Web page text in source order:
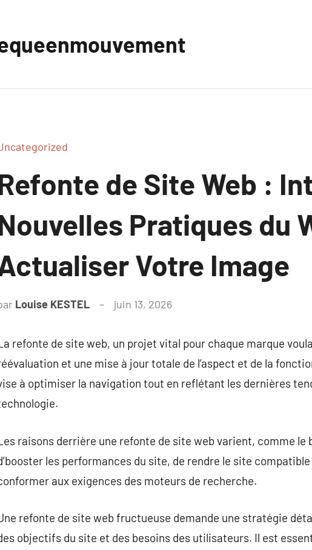
de Site Web :
Pratiques du
Votre Image
Louise KESTEL juin 13, 2026
refonte de site web, un projet vital pour chaque marque
et une mise à jour totale de l’aspect et de la
à optimiser la navigation tout en reflétant les dernières
raisons derrière une refonte de site web varient, comme le
les performances du site, de rendre le site
aux exigences des moteurs de recherche.
refonte de site web fructueuse demande une stratégie
objectifs du site et des besoins des utilisateurs. Il est